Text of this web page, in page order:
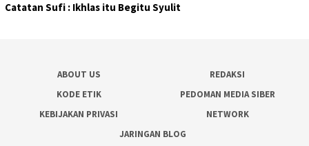
Catatan Sufi : Ikhlas itu Begitu Syulit
ABOUT US
REDAKSI
KODE ETIK
PEDOMAN MEDIA SIBER
KEBIJAKAN PRIVASI
NETWORK
JARINGAN BLOG